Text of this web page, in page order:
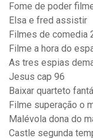
Fome de poder
Elsa e fred assistir
Filmes de comedia
Filme a hora do
As tres espias
Jesus cap 96
Baixar quarteto
Filme superação o
Malévola dona do
Castle segunda